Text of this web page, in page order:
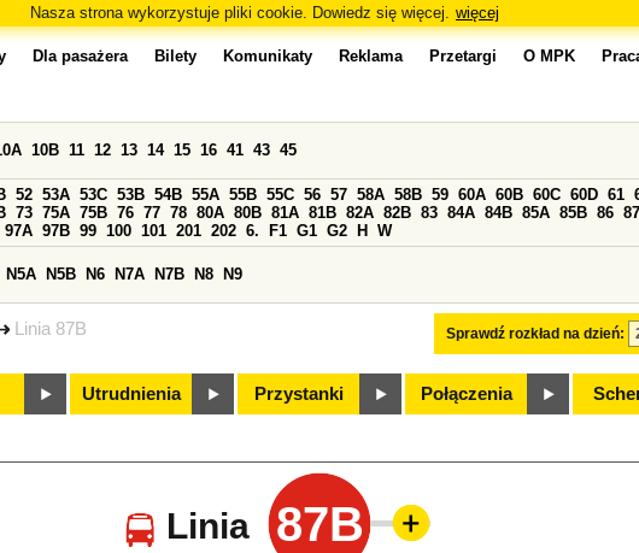
Nasza strona wykorzystuje pliki cookie. Dowiedz się więcej. więcej
Linia 87B
Dla pasażera Bilety Komunikaty Reklama Przetargi O MPK
Sprawdź rozkład na dzień:
10B 11 12 13 14 15 16 41 43 45
52 53A 53C 53B 54B 55A 55B 55C 56 57 58A 58B 59 60A 60B 60C 60D 61
73 75A 75B 76 77 78 80A 80B 81A 81B 82A 82B 83 84A 84B 85A 85B 86
97A 97B 99 100 101 201 202 6. F1 G1 G2 H W
N5A N5B N6 N7A N7B N8 N9
Utrudnienia Przystanki Połączenia
Linia 87B